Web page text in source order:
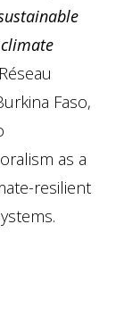
Faso,
as a
resilient